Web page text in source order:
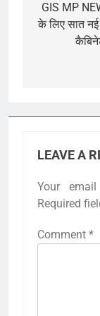
GIS MP
के लिए सात नई
LEAVE A
Your
Required
Comment *